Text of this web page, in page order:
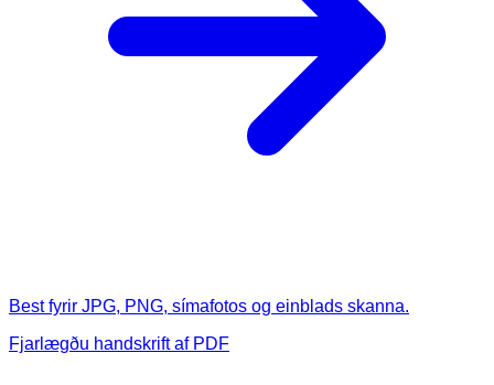
Best fyrir JPG, PNG, símafotos og einblads skanna.
Fjarlægðu handskrift af PDF